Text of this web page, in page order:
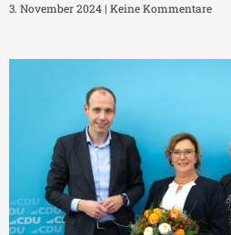
3. November 2024 Keine Kommentare